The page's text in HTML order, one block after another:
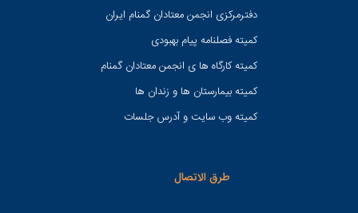
دفترمرکزی انجمن معتادان گمنام ایران
کمیته فصلنامه پیام بهبودی
کمیته کارگاه ها ی انجمن معتادان گمنام
کمیته بیمارستان ها و زندان ها
کمیته وب سایت و آدرس جلسات
طرق الاتصال